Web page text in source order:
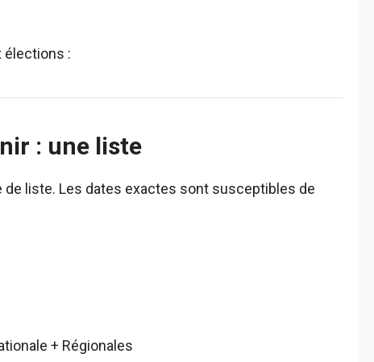
élections :
: une liste
liste. Les dates exactes sont susceptibles de
+ Régionales